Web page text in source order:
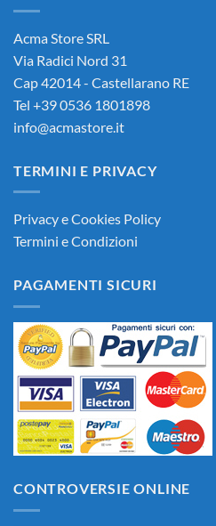
Acma Store SRL
Via Radici Nord 31
Cap 42014 - Castellarano RE
Tel +39 0536 1801898
info@acmastore.it
TERMINI E PRIVACY
Privacy e Cookies Policy
Termini e Condizioni
PAGAMENTI SICURI
CONTROVERSIE ONLINE